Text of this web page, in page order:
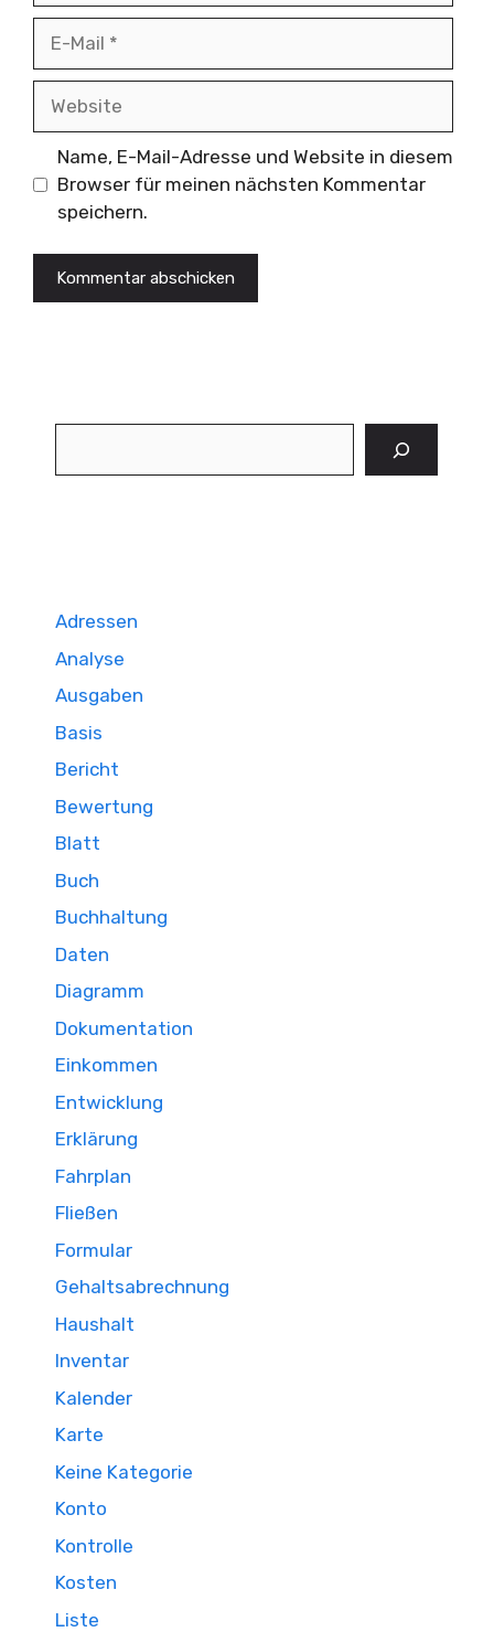
Mail
Name, E-Mail-Adresse und Website in diesem
Browser für meinen nächsten Kommentar
speichern.
Adressen
Analyse
Ausgaben
Basis
Bericht
Bewertung
Blatt
Buch
Buchhaltung
Daten
Diagramm
Dokumentation
Einkommen
Entwicklung
Erklärung
Fahrplan
Fließen
Formular
Gehaltsabrechnung
Haushalt
Inventar
Kalender
Karte
Keine Kategorie
Konto
Kontrolle
Kosten
Liste